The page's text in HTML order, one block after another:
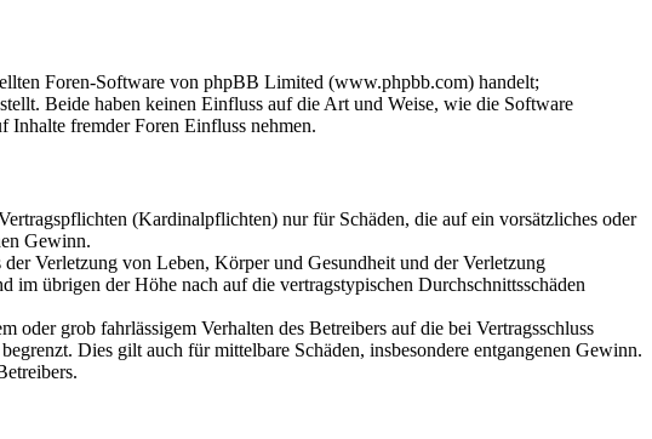
Foren-Software von phpBB Limited (www.phpbb.com) handelt;
Beide haben keinen Einfluss auf die Art und Weise, wie die Software
Inhalte fremder Foren Einfluss nehmen.
(Kardinalpflichten) nur für Schäden, die auf ein vorsätzliches oder
Gewinn.
Verletzung von Leben, Körper und Gesundheit und der Verletzung
im übrigen der Höhe nach auf die vertragstypischen Durchschnittsschäden
grob fahrlässigem Verhalten des Betreibers auf die bei Vertragsschluss
Dies gilt auch für mittelbare Schäden, insbesondere entgangenen Gewinn.